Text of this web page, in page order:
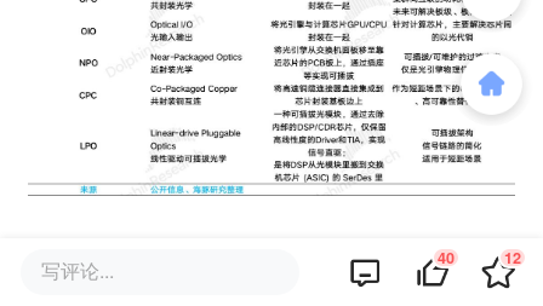
综上我们可以看到，尽管存在NPO、
写评论... 40 12